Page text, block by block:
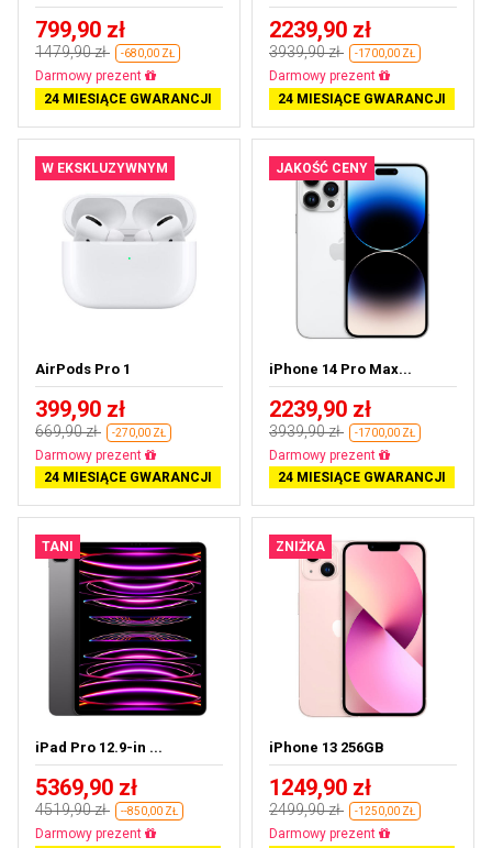
799,90 zł
1479,90 zł -680,00 ZŁ
Darmowa dostawa
24 MIESIĄCE GWARANCJI
2239,90 zł
3939,90 zł -1700,00 ZŁ
Darmowa dostawa
24 MIESIĄCE GWARANCJI
W EKSKLUZYWNYM
AirPods Pro 1
399,90 zł
669,90 zł -270,00 ZŁ
Prawie wyprzedane
24 MIESIĄCE GWARANCJI
JAKOŚĆ CENY
iPhone 14 Pro Max...
2239,90 zł
3939,90 zł -1700,00 ZŁ
Darmowa dostawa
24 MIESIĄCE GWARANCJI
TANI
iPad Pro 12.9-in ...
5369,90 zł
4519,90 zł --850,00 ZŁ
Prawie wyprzedane
ZNIŻKA
iPhone 13 256GB
1249,90 zł
2499,90 zł -1250,00 ZŁ
Darmowa dostawa